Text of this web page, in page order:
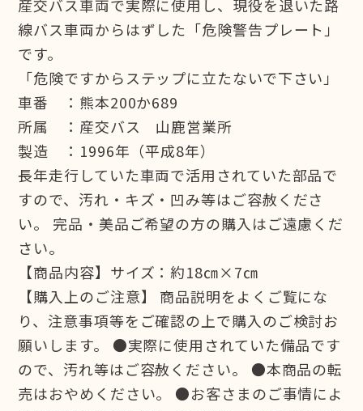
産交バス車両で実際に使用し、現役を退いた路
線バス車両からはずした「危険警告プレート」
です。
「危険ですからステップに立たないで下さい」
車番 ：熊本200か689
所属 ：産交バス 山鹿営業所
製造 ：1996年（平成8年）
長年走行していた車両で活用されていた部品で
すので、汚れ・キズ・凹み等はご容赦くださ
い。 完品・美品ご希望の方の購入はご遠慮くだ
さい。
【商品内容】サイズ：約18㎝×7㎝
【購入上のご注意】 商品説明をよくご覧にな
り、注意事項等をご確認の上で購入のご検討お
願いします。 ●実際に使用されていた備品です
ので、汚れ等はご容赦ください。 ●本商品の転
売はおやめください。 ●お客さまのご事情によ